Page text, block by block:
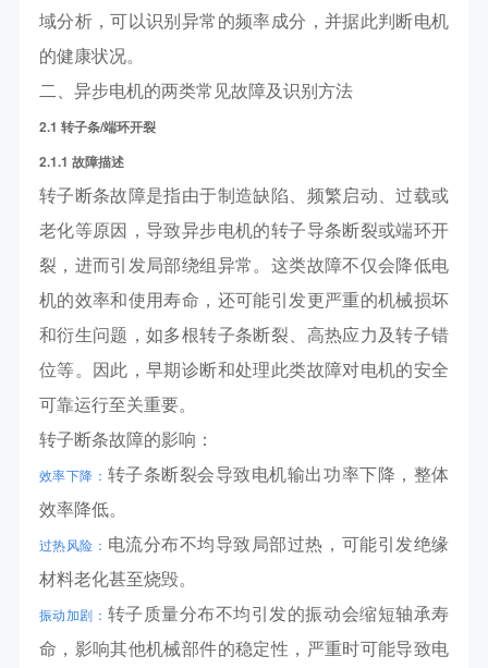
域分析，可以识别异常的频率成分，并据此判断电机
的健康状况。
二、异步电机的两类常见故障及识别方法
2.1 转子条/端环开裂
2.1.1 故障描述
转子断条故障是指由于制造缺陷、频繁启动、过载或
老化等原因，导致异步电机的转子导条断裂或端环开
裂，进而引发局部绕组异常。这类故障不仅会降低电
机的效率和使用寿命，还可能引发更严重的机械损坏
和衍生问题，如多根转子条断裂、高热应力及转子错
位等。因此，早期诊断和处理此类故障对电机的安全
可靠运行至关重要。
转子断条故障的影响：
效率下降： 转子条断裂会导致电机输出功率下降，整体
效率降低。
过热风险： 电流分布不均导致局部过热，可能引发绝缘
材料老化甚至烧毁。
振动加剧： 转子质量分布不均引发的振动会缩短轴承寿
命，影响其他机械部件的稳定性，严重时可能导致电